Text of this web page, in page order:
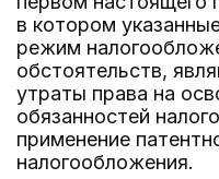
в котором
режим
обстоятельств,
утраты права на
обязанностей
применение
налогообложения.